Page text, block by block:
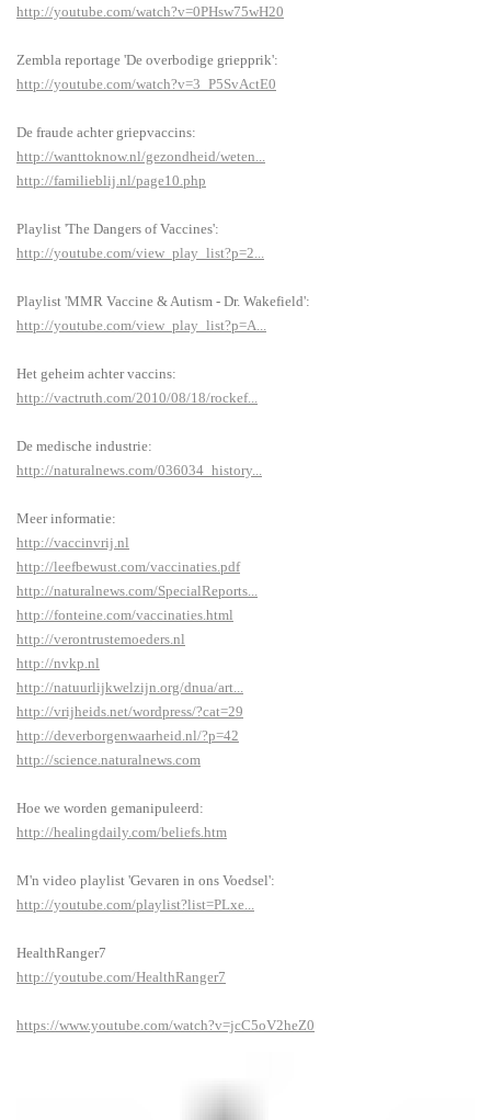
http://youtube.com/watch?v=0PHsw75wH20
Zembla reportage 'De overbodige griepprik':
http://youtube.com/watch?v=3_P5SvActE0
De fraude achter griepvaccins:
http://wanttoknow.nl/gezondheid/weten...
http://familieblij.nl/page10.php
Playlist 'The Dangers of Vaccines':
http://youtube.com/view_play_list?p=2...
Playlist 'MMR Vaccine & Autism - Dr. Wakefield':
http://youtube.com/view_play_list?p=A...
Het geheim achter vaccins:
http://vactruth.com/2010/08/18/rockef...
De medische industrie:
http://naturalnews.com/036034_history...
Meer informatie:
http://vaccinvrij.nl
http://leefbewust.com/vaccinaties.pdf
http://naturalnews.com/SpecialReports...
http://fonteine.com/vaccinaties.html
http://verontrustemoeders.nl
http://nvkp.nl
http://natuurlijkwelzijn.org/dnua/art...
http://vrijheids.net/wordpress/?cat=29
http://deverborgenwaarheid.nl/?p=42
http://science.naturalnews.com
Hoe we worden gemanipuleerd:
http://healingdaily.com/beliefs.htm
M'n video playlist 'Gevaren in ons Voedsel':
http://youtube.com/playlist?list=PLxe...
HealthRanger7
http://youtube.com/HealthRanger7
https://www.youtube.com/watch?v=jcC5oV2heZ0